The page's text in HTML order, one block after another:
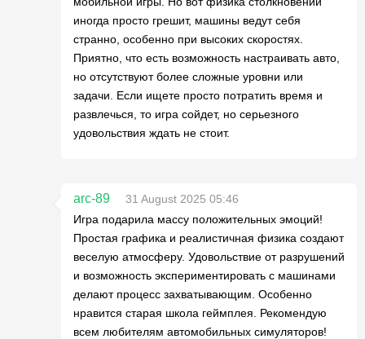
иногда просто грешит, машины ведут себя
странно, особенно при высоких скоростях.
Приятно, что есть возможность настраивать авто,
но отсутствуют более сложные уровни или
задачи. Если ищете просто потратить время и
развлечься, то игра сойдет, но серьезного
удовольствия ждать не стоит.
arc-89
31 August 2025 05:46
Игра подарила массу положительных эмоций!
Простая графика и реалистичная физика создают
веселую атмосферу. Удовольствие от разрушений
и возможность экспериментировать с машинами
делают процесс захватывающим. Особенно
нравится старая школа геймплея. Рекомендую
всем любителям автомобильных симуляторов!